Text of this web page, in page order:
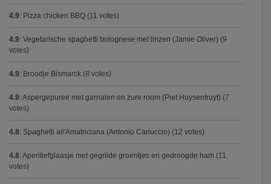
4.9: Pizza chicken BBQ (11 votes)
4.9: Vegetarische spaghetti bolognese met linzen (Jamie Oliver) (9
votes)
4.9: Broodje Bismarck (8 votes)
4.9: Aspergepuree met garnalen en zure room (Piet Huysentruyt) (7
votes)
4.8: Spaghetti all'Amatriciana (Antonio Carluccio) (12 votes)
4.8: Aperitiefglaasje met gegrilde groentjes en gedroogde ham (11
votes)